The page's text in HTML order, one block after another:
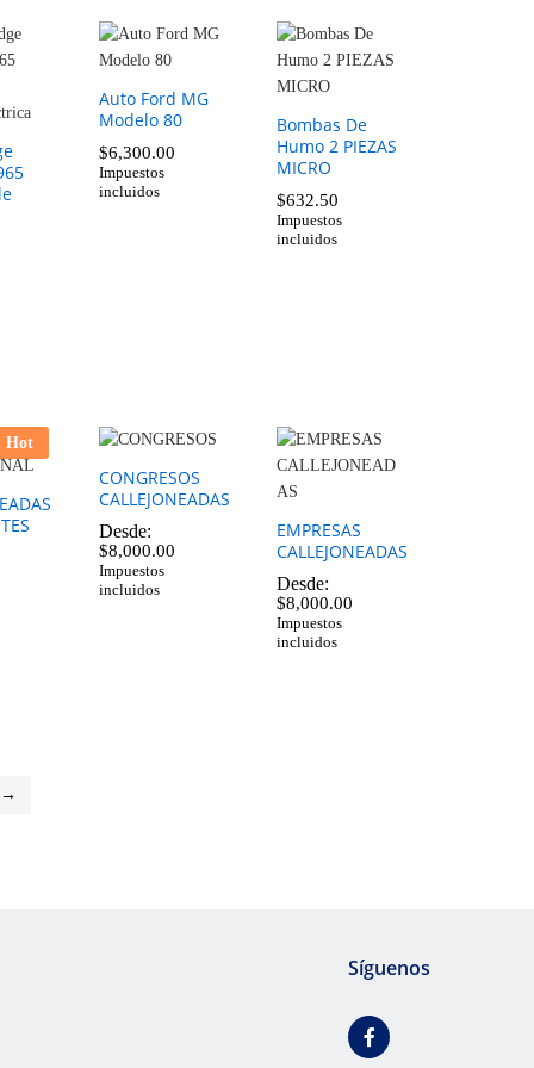
Auto Ford MG
Modelo 80
$6,300.00
Impuestos
incluidos
$6,300.00
Bombas De
Humo 2 PIEZAS
MICRO
$632.50
Impuestos
incluidos
$632.50
Hot
CONGRESOS
CALLEJONEADAS
Desde:
$8,000.00
Impuestos
incluidos
$8,000.00
EMPRESAS
CALLEJONEADAS
Desde:
$8,000.00
Impuestos
incluidos
$8,000.00
→
Síguenos